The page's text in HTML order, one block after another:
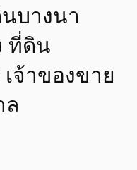
บางนา
ที่ดิน
จ้าของขาย
ล